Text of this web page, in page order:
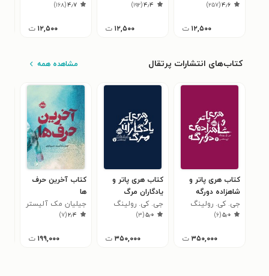
۴٫۶(۲۵۷)
۱۲,۵۰۰ ت
۴٫۴(۱۹۲)
۱۲,۵۰۰ ت
۴٫۷(۱۶۸)
۱۲,۵۰۰ ت
کتاب‌های انتشارات پرتقال مشاهده همه
کتاب هری پاتر و
شاهزاده دورگه
جی. کی. رولینگ
۵٫۰(۶)
۳۵۰,۰۰۰ ت
کتاب هری پاتر و
یادگاران مرگ
جی. کی. رولینگ
۵٫۰(۳)
۳۵۰,۰۰۰ ت
کتاب آخرین حرف
ها
جیلیان مک آلیستر
۲٫۴(۷)
۱۹۹,۰۰۰ ت